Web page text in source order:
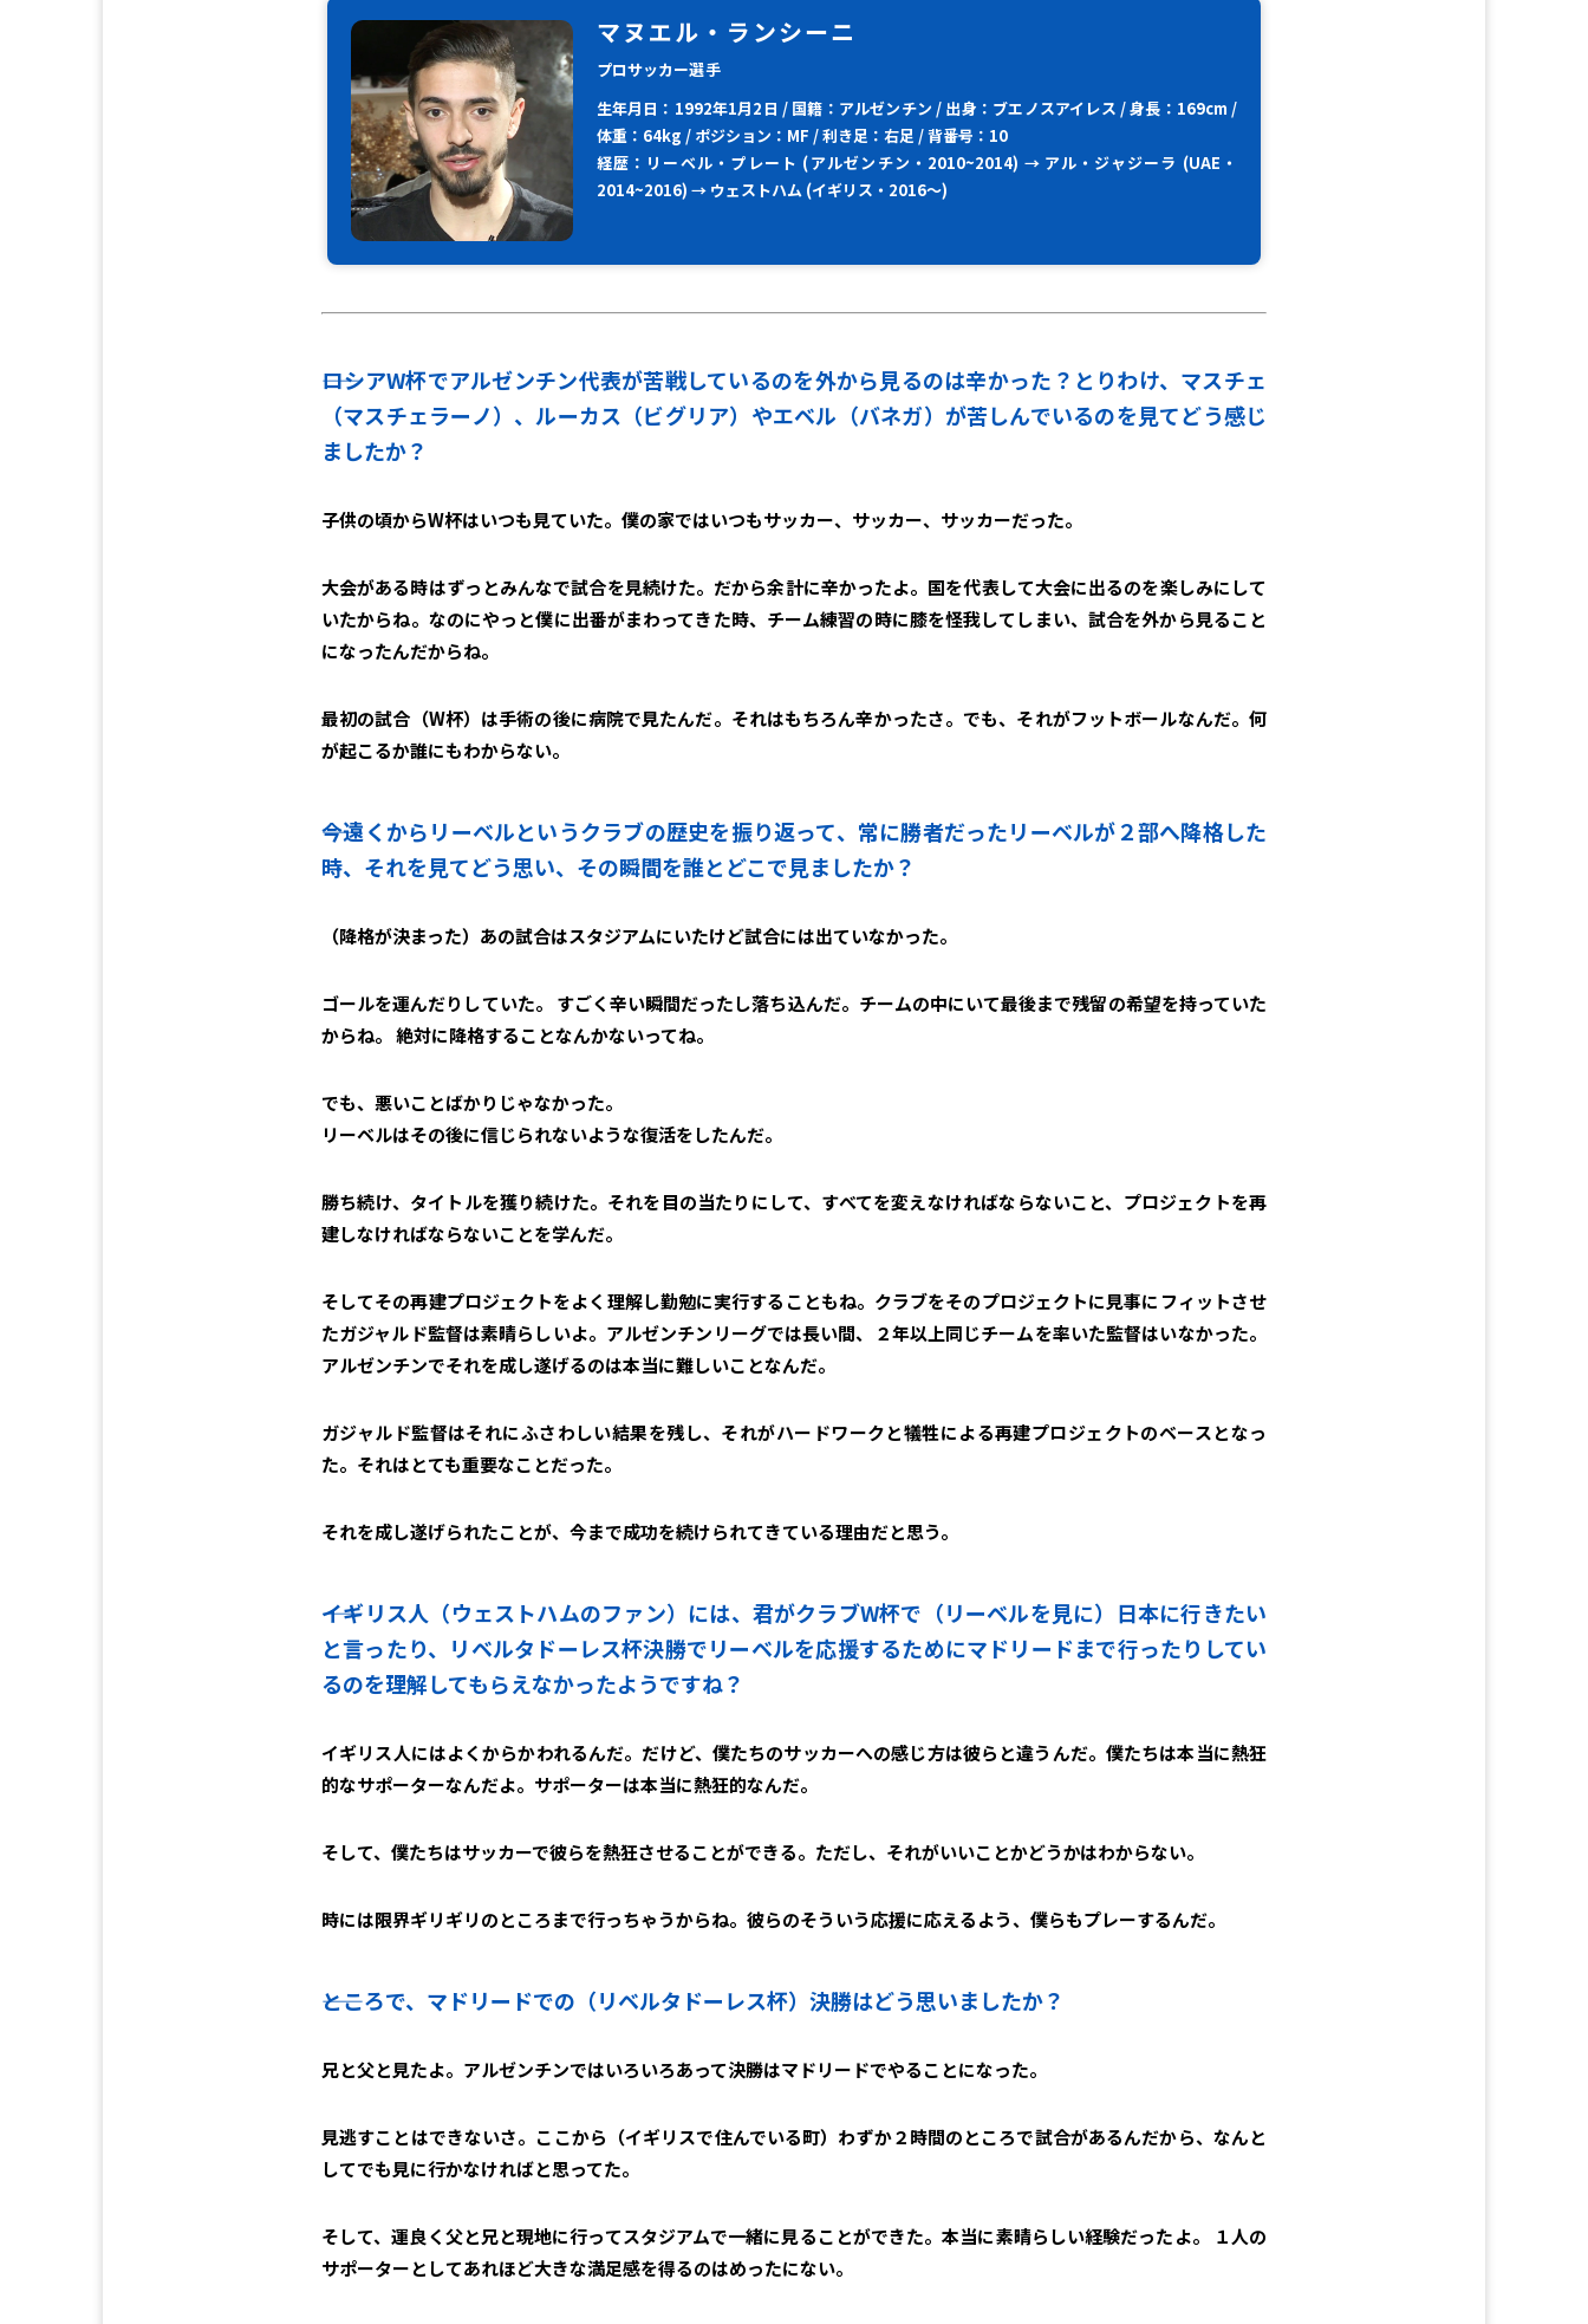
マヌエル・ランシーニ
プロサッカー選手
生年月日：1992年1月2日 / 国籍：アルゼンチン / 出身：ブエノスアイレス / 身長：169cm /
体重：64kg / ポジション：MF / 利き足：右足 / 背番号：10
経歴：リーベル・プレート (アルゼンチン・2010~2014) → アル・ジャジーラ (UAE・
2014~2016) → ウェストハム (イギリス・2016～)
――ロシアW杯でアルゼンチン代表が苦戦しているのを外から見るのは辛かった？ とりわけ、マスチェ
（マスチェラーノ）、ルーカス（ビグリア）やエベル（バネガ）が苦しんでいるのを見てどう感じ
ましたか？
子供の頃からW杯はいつも見ていた。僕の家ではいつもサッカー、サッカー、サッカーだった。
大会がある時はずっとみんなで試合を見続けた。だから余計に辛かったよ。国を代表して大会に出るのを楽しみにして
いたからね。なのにやっと僕に出番がまわってきた時、チーム練習の時に膝を怪我してしまい、試合を外から見ること
になったんだからね。
最初の試合（W杯）は手術の後に病院で見たんだ。それはもちろん辛かったさ。でも、それがフットボールなんだ。何
が起こるか誰にもわからない。
――今遠くからリーベルというクラブの歴史を振り返って、常に勝者だったリーベルが２部へ降格した
時、それを見てどう思い、その瞬間を誰とどこで見ましたか？
（降格が決まった）あの試合はスタジアムにいたけど試合には出ていなかった。
ゴールを運んだりしていた。 すごく辛い瞬間だったし落ち込んだ。チームの中にいて最後まで残留の希望を持っていた
からね。 絶対に降格することなんかないってね。
でも、悪いことばかりじゃなかった。
リーベルはその後に信じられないような復活をしたんだ。
勝ち続け、タイトルを獲り続けた。それを目の当たりにして、すべてを変えなければならないこと、プロジェクトを再
建しなければならないことを学んだ。
そしてその再建プロジェクトをよく理解し勤勉に実行することもね。クラブをそのプロジェクトに見事にフィットさせ
たガジャルド監督は素晴らしいよ。アルゼンチンリーグでは長い間、２年以上同じチームを率いた監督はいなかった。
アルゼンチンでそれを成し遂げるのは本当に難しいことなんだ。
ガジャルド監督はそれにふさわしい結果を残し、それがハードワークと犠牲による再建プロジェクトのベースとなっ
た。それはとても重要なことだった。
それを成し遂げられたことが、今まで成功を続けられてきている理由だと思う。
――イギリス人（ウェストハムのファン）には、君がクラブW杯で（リーベルを見に）日本に行きたい
と言ったり、リベルタドーレス杯決勝でリーベルを応援するためにマドリードまで行ったりしてい
るのを理解してもらえなかったようですね？
イギリス人にはよくからかわれるんだ。だけど、僕たちのサッカーへの感じ方は彼らと違うんだ。僕たちは本当に熱狂
的なサポーターなんだよ。サポーターは本当に熱狂的なんだ。
そして、僕たちはサッカーで彼らを熱狂させることができる。ただし、それがいいことかどうかはわからない。
時には限界ギリギリのところまで行っちゃうからね。彼らのそういう応援に応えるよう、僕らもプレーするんだ。
――ところで、マドリードでの（リベルタドーレス杯）決勝はどう思いましたか？
兄と父と見たよ。アルゼンチンではいろいろあって決勝はマドリードでやることになった。
見逃すことはできないさ。ここから（イギリスで住んでいる町）わずか２時間のところで試合があるんだから、なんと
してでも見に行かなければと思ってた。
そして、運良く父と兄と現地に行ってスタジアムで一緒に見ることができた。本当に素晴らしい経験だったよ。 １人の
サポーターとしてあれほど大きな満足感を得るのはめったにない。